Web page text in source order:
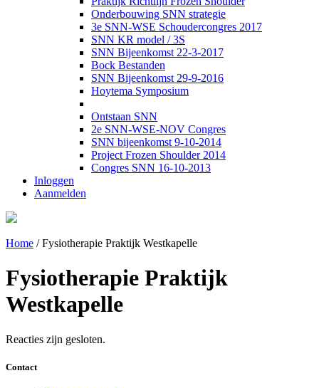
Onderbouwing SNN strategie
3e SNN-WSE Schoudercongres 2017
SNN KR model / 3S
SNN Bijeenkomst 22-3-2017
Bock Bestanden
SNN Bijeenkomst 29-9-2016
Hoytema Symposium
Ontstaan SNN
2e SNN-WSE-NOV Congres
SNN bijeenkomst 9-10-2014
Project Frozen Shoulder 2014
Congres SNN 16-10-2013
Inloggen
Aanmelden
Home /Fysiotherapie Praktijk Westkapelle
Fysiotherapie Praktijk
Westkapelle
Reacties zijn gesloten.
Contact